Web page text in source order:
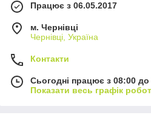
Працює з 06.05.2017
м. Чернівці
Чернівці, Україна
Контакти
Сьогодні працює з 08:00 до
Показати весь графік